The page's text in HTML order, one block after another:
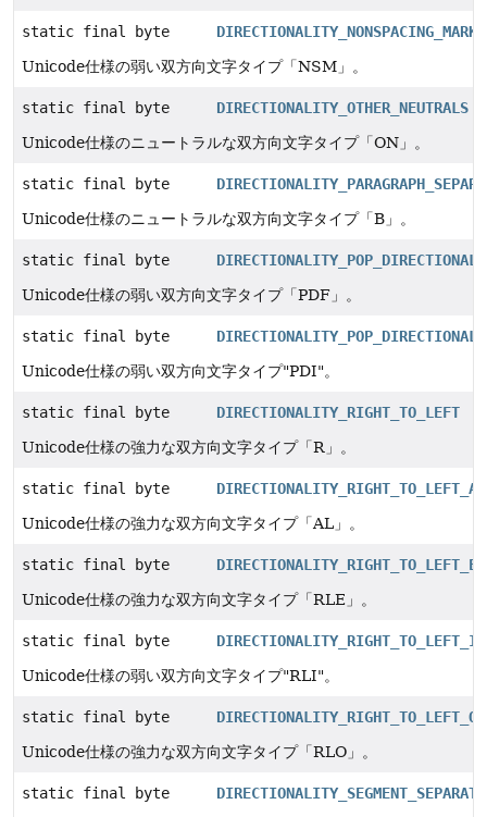
static final byte
DIRECTIONALITY_NONSPACING_MARK
Unicode仕様の弱い双方向文字タイプ「NSM」。
static final byte
DIRECTIONALITY_OTHER_NEUTRALS
Unicode仕様のニュートラルな双方向文字タイプ「ON」。
static final byte
Unicode仕様のニュートラルな双方向文字タイプ「B」。
static final byte
Unicode仕様の弱い双方向文字タイプ「PDF」。
static final byte
Unicode仕様の弱い双方向文字タイプ"PDI"。
static final byte
DIRECTIONALITY_RIGHT_TO_LEFT
Unicode仕様の強力な双方向文字タイプ「R」。
static final byte
Unicode仕様の強力な双方向文字タイプ「AL」。
static final byte
Unicode仕様の強力な双方向文字タイプ「RLE」。
static final byte
Unicode仕様の弱い双方向文字タイプ"RLI"。
static final byte
Unicode仕様の強力な双方向文字タイプ「RLO」。
static final byte